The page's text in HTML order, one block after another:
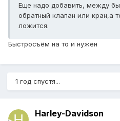
Еще надо добавить, между
обратный клапан или кран,а
ложится.
Быстросъём на то и нужен
1 год спустя...
Harley-Davidson